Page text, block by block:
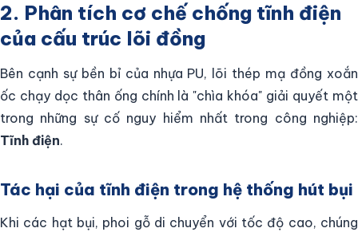
2. Phân tích cơ chế chống tĩnh điện
của cấu trúc lõi đồng
Bên cạnh sự bền bỉ của nhựa PU, lõi thép mạ đồng xoắn
ốc chạy dọc thân ống chính là "chìa khóa" giải quyết một
trong những sự cố nguy hiểm nhất trong công nghiệp:
Tĩnh điện.
Tác hại của tĩnh điện trong hệ thống hút bụi
Khi các hạt bụi, phoi gỗ di chuyển với tốc độ cao, chúng